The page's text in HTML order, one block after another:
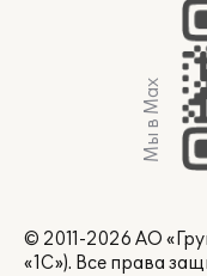
Мы в Max
© 2011-2026 АО
«1С»). Все права